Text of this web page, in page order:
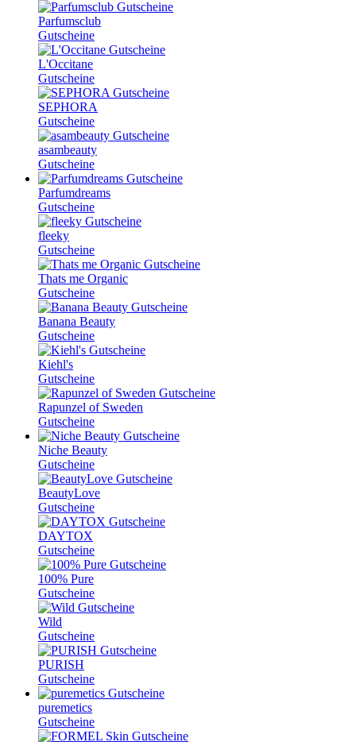
Parfumsclub
Gutscheine
L'Occitane
Gutscheine
SEPHORA
Gutscheine
asambeauty
Gutscheine
Parfumdreams
Gutscheine
fleeky
Gutscheine
Thats me Organic
Gutscheine
Banana Beauty
Gutscheine
Kiehl's
Gutscheine
Rapunzel of Sweden
Gutscheine
Niche Beauty
Gutscheine
BeautyLove
Gutscheine
DAYTOX
Gutscheine
100% Pure
Gutscheine
Wild
Gutscheine
PURISH
Gutscheine
puremetics
Gutscheine